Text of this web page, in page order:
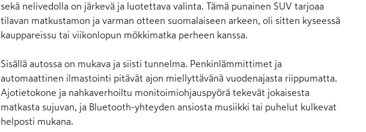
sekä nelivedolla on järkevä ja luotettava valinta. Tämä punainen SUV tarjoaa
tilavan matkustamon ja varman otteen suomalaiseen arkeen, oli sitten kyseessä
kauppareissu tai viikonlopun mökkimatka perheen kanssa.
Sisällä autossa on mukava ja siisti tunnelma. Penkinlämmittimet ja
automaattinen ilmastointi pitävät ajon miellyttävänä vuodenajasta riippumatta.
Ajotietokone ja nahkaverhoiltu monitoimiohjauspyörä tekevät jokaisesta
matkasta sujuvan, ja Bluetooth-yhteyden ansiosta musiikki tai puhelut kulkevat
helposti mukana.